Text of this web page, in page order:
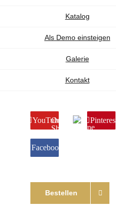
Katalog
Als Demo einsteigen
Galerie
Kontakt
YouTubeOnline
Shop
Pinterest
Facebook
Bestellen